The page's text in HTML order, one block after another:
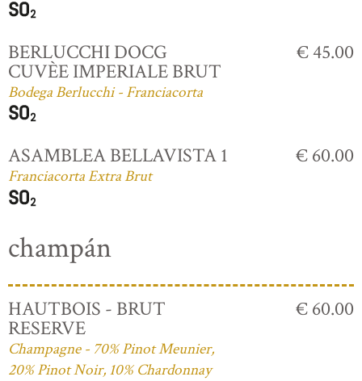
BERLUCCHI DOCG
CUVÈE IMPERIALE BRUT
Bodega Berlucchi - Franciacorta
€ 45.00
ASAMBLEA BELLAVISTA 1
Franciacorta Extra Brut
€ 60.00
champán
HAUTBOIS - BRUT
RESERVE
Champagne - 70% Pinot Meunier,
20% Pinot Noir, 10% Chardonnay
€ 60.00